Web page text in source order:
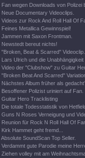
Fan wegen Downloads von Polizei
Neue Documentary Videoclips.
Videos zur Rock And Roll Hall Of
Feines Metallica Gewinnspiel!
Jammen mit Saxon Frontman.
Newstedt bereut nichts!
"Broken, Beat & Scarred" Videoclip.
Lars Ulrich und die Unabhängigkeit
Video der "Clubshow" zu Guitar
"Broken Beat And Scarred"
Nächstes Album früher als
Besoffener Polizist uriniert auf Fan.
Guitar Hero Tracklisting
Die totale Todesstatistik von
Guns N Roses Verneigung und
Reunion für Rock N Roll Hall Of
Kirk Hammet geht fremd...
Absolute SoundScan Top Seller.
Verdammt gute Parodie meine
Ziehen volley mit am